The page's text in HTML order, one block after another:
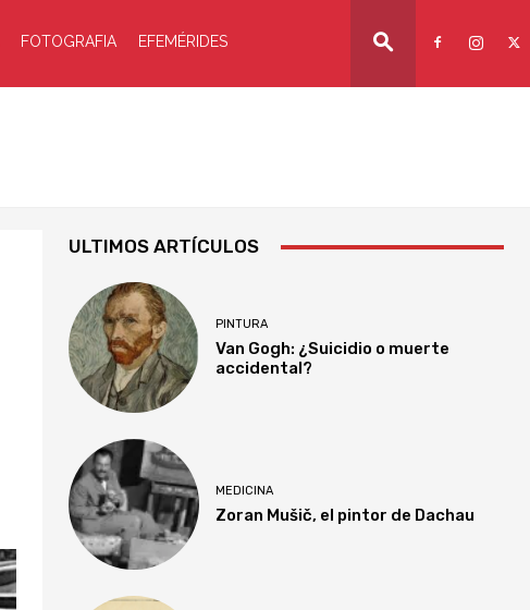
FOTOGRAFIA EFEMÉRIDES
ULTIMOS ARTÍCULOS
PINTURA
Van Gogh: ¿Suicidio o muerte
accidental?
MEDICINA
Zoran Mušič, el pintor de Dachau